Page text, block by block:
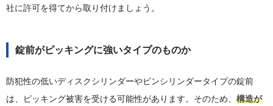
社に許可を得てから取り付けましょう。
錠前がピッキングに強いタイプのものか
防犯性の低いディスクシリンダーやピンシリンダータイプの錠前
は、ピッキング被害を受ける可能性があります。そのため、 構造が